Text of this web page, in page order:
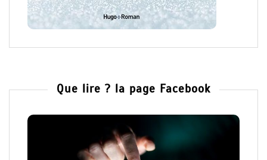
Que lire ? la page Facebook